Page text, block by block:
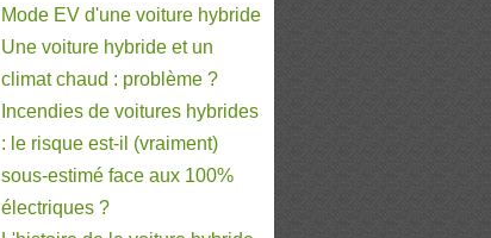
Mode EV d'une voiture hybride
Une voiture hybride et un
climat chaud : problème ?
Incendies de voitures hybrides
: le risque est-il (vraiment)
sous-estimé face aux 100%
électriques ?